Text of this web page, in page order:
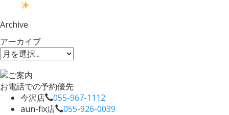
Archive
アーカイブ
お電話での予約優先
今沢店
055-967-1112
aun-fix店
055-926-0039